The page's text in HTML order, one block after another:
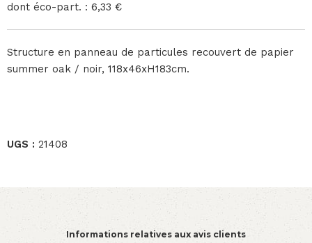
dont éco-part. : 6,33 €
Structure en panneau de particules recouvert de papier
summer oak / noir, 118x46xH183cm.
UGS : 21408
Informations relatives aux avis clients